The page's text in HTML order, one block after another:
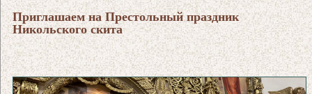
Приглашаем на Престольный праздник
Никольского скита